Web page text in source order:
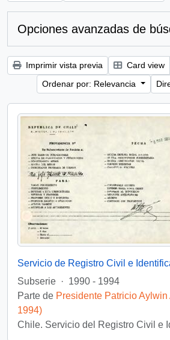
Opciones avanzadas de
Imprimir vista previa Card view
Ordenar por: Relevancia
Servicio de Registro Civil e
Subserie · 1990 - 1994
Parte de Presidente Patricio
1994)
Chile. Servicio del Registro Civil e